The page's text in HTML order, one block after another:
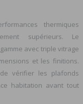
thermiques
supérieurs. Le
avec triple vitrage
et les finitions.
vérifier les plafonds
habitation avant tout